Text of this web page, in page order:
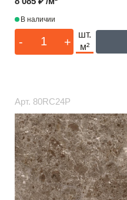
В наличии
- +
шт.
м²
Арт. 80RC24P